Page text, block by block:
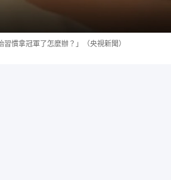
慣拿冠軍了怎麼辦？」（央視新聞）